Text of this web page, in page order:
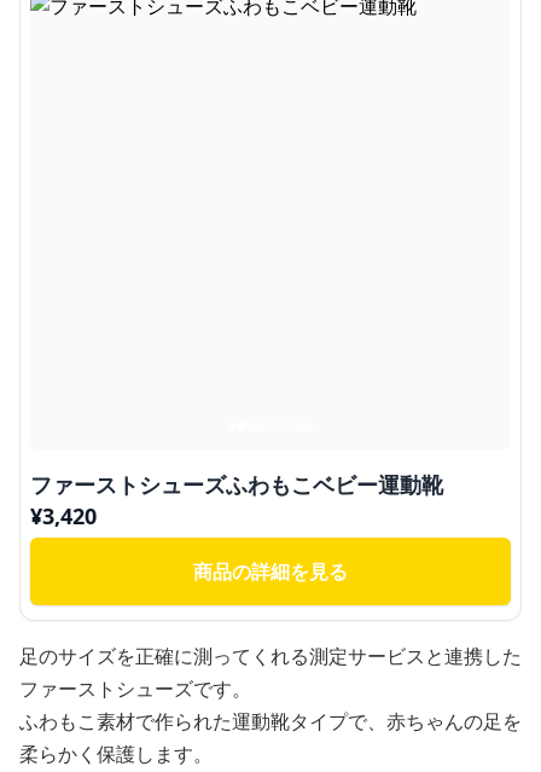
ファーストシューズふわもこベビー運動靴
¥3,420
商品の詳細を見る
足のサイズを正確に測ってくれる測定サービスと連携した
ファーストシューズです。
ふわもこ素材で作られた運動靴タイプで、赤ちゃんの足を
柔らかく保護します。